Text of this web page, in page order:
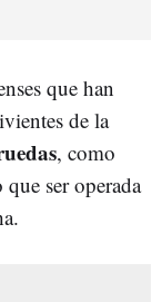
que han
de la
, como
ser operada